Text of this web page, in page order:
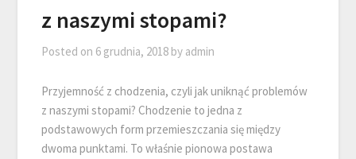
z naszymi stopami?
Posted on 6 grudnia, 2018 by admin
Przyjemność z chodzenia, czyli jak uniknąć problemów
z naszymi stopami? Chodzenie to jedna z
podstawowych form przemieszczania się między
dwoma punktami. To właśnie pionowa postawa